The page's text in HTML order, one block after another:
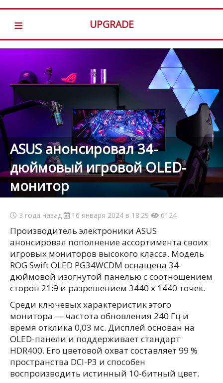
≡ UPGRADE
ASUS анонсировал 34-
дюймовый игровой OLED-
монитор
3 года назад 16 января 2024 в 18:29 6124
Производитель электроники ASUS
анонсировал пополнение ассортимента своих
игровых мониторов высокого класса. Модель
ROG Swift OLED PG34WCDM оснащена 34-
дюймовой изогнутой панелью с соотношением
сторон 21:9 и разрешением 3440 x 1440 точек.
Среди ключевых характеристик этого
монитора — частота обновления 240 Гц и
время отклика 0,03 мс. Дисплей основан на
OLED-панели и поддерживает стандарт
HDR400. Его цветовой охват составляет 99 %
пространства DCI-P3 и способен
воспроизводить истинный 10-битный цвет.